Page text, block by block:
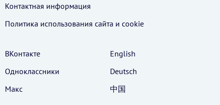
Контактная информация
Политика использования cайта и cookie
ВКонтакте
Одноклассники
Макс
English
Deutsch
中国